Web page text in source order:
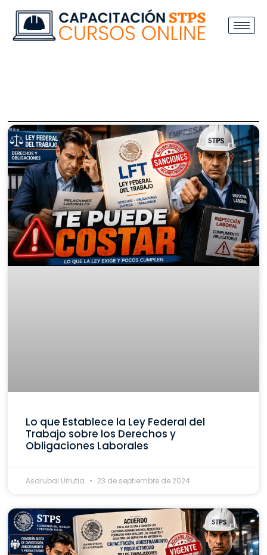
Lo que Establece la Ley Federal del
Trabajo sobre los Derechos y
Obligaciones Laborales
Asdrubal Urrutia 23 de septiembre de 2024